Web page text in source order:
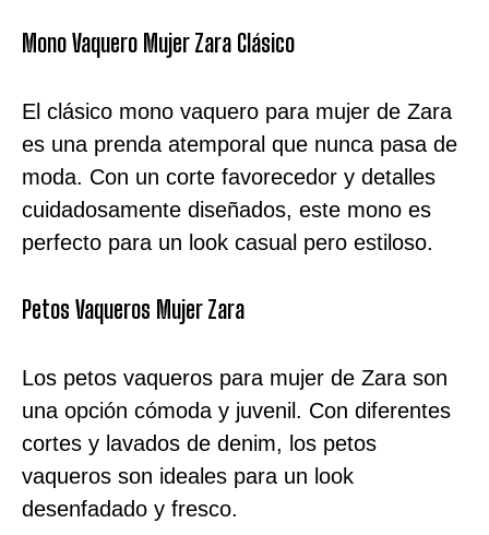
Mono Vaquero Mujer Zara Clásico
El clásico mono vaquero para mujer de Zara
es una prenda atemporal que nunca pasa de
moda. Con un corte favorecedor y detalles
cuidadosamente diseñados, este mono es
perfecto para un look casual pero estiloso.
Petos Vaqueros Mujer Zara
Los petos vaqueros para mujer de Zara son
una opción cómoda y juvenil. Con diferentes
cortes y lavados de denim, los petos
vaqueros son ideales para un look
desenfadado y fresco.